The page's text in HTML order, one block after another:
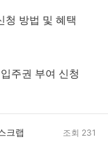
청 방법 및 혜택
주권 부여 신청
혜택 안내 총정
크랩 조회 231